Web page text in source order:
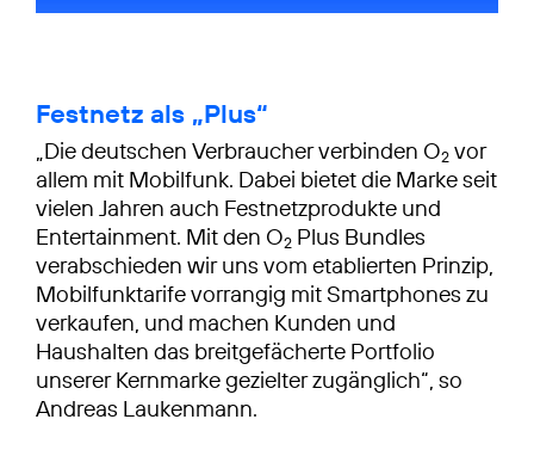
Festnetz als „Plus“
„Die deutschen Verbraucher verbinden O2 vor
allem mit Mobilfunk. Dabei bietet die Marke seit
vielen Jahren auch Festnetzprodukte und
Entertainment. Mit den O2 Plus Bundles
verabschieden wir uns vom etablierten Prinzip,
Mobilfunktarife vorrangig mit Smartphones zu
verkaufen, und machen Kunden und
Haushalten das breitgefächerte Portfolio
unserer Kernmarke gezielter zugänglich“, so
Andreas Laukenmann.